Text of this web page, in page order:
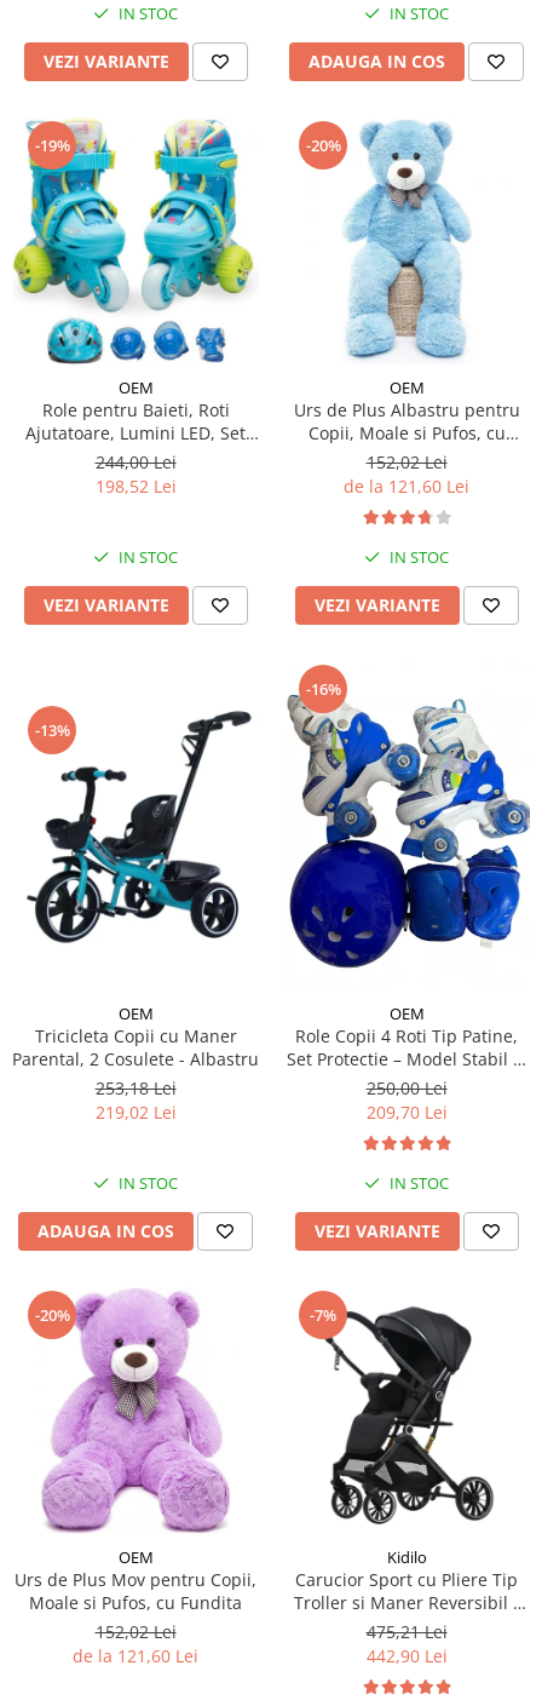
IN STOC
VEZI VARIANTE
IN STOC
ADAUGA IN COS
-19%
OEM
Role pentru Baieti, Roti
Ajutatoare, Lumini LED, Set
Protectie
244,00 Lei
198,52 Lei
IN STOC
VEZI VARIANTE
-20%
OEM
Urs de Plus Albastru pentru
Copii, Moale si Pufos, cu
Fundita
152,02 Lei
de la 121,60 Lei
IN STOC
VEZI VARIANTE
-13%
OEM
Tricicleta Copii cu Maner
Parental, 2 Cosulete - Albastru
253,18 Lei
219,02 Lei
IN STOC
ADAUGA IN COS
-16%
OEM
Role Copii 4 Roti Tip Patine,
Set Protectie – Model Stabil si
Reglabil - Albastru
250,00 Lei
209,70 Lei
IN STOC
VEZI VARIANTE
-20%
OEM
Urs de Plus Mov pentru Copii,
Moale si Pufos, cu Fundita
152,02 Lei
de la 121,60 Lei
-7%
Kidilo
Carucior Sport cu Pliere Tip
Troller si Maner Reversibil -
Negru
475,21 Lei
442,90 Lei